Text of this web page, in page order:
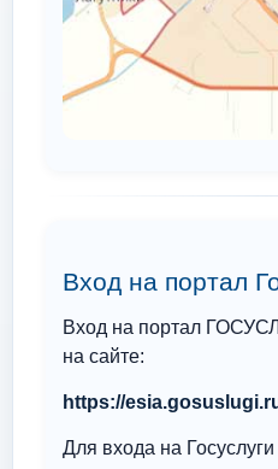
Вход на портал
Вход на портал
на сайте:
https://
Для входа на